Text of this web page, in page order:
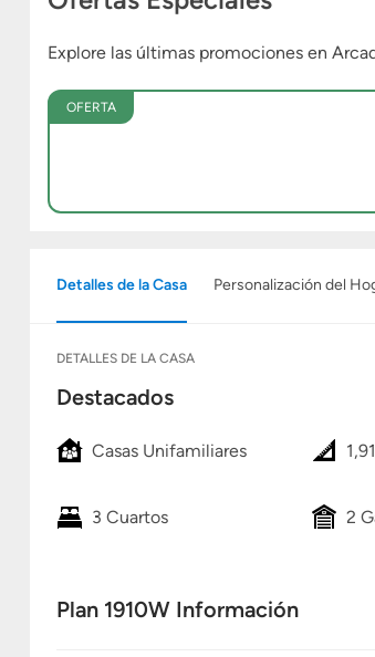
Explore las últimas promociones en
OFERTA
Detalles de la Casa Personalización del
DETALLES DE LA CASA
Destacados
Casas Unifamiliares
3 Cuartos 2
Plan 1910W Información